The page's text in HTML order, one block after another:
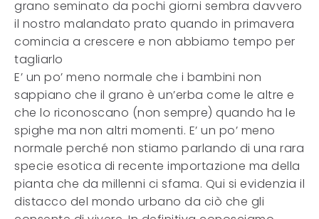
grano seminato da pochi giorni sembra davvero
il nostro malandato prato quando in primavera
comincia a crescere e non abbiamo tempo per
tagliarlo
E’ un po’ meno normale che i bambini non
sappiano che il grano è un’erba come le altre e
che lo riconoscano (non sempre) quando ha le
spighe ma non altri momenti. E’ un po’ meno
normale perché non stiamo parlando di una rara
specie esotica di recente importazione ma della
pianta che da millenni ci sfama. Qui si evidenzia il
distacco del mondo urbano da ciò che gli